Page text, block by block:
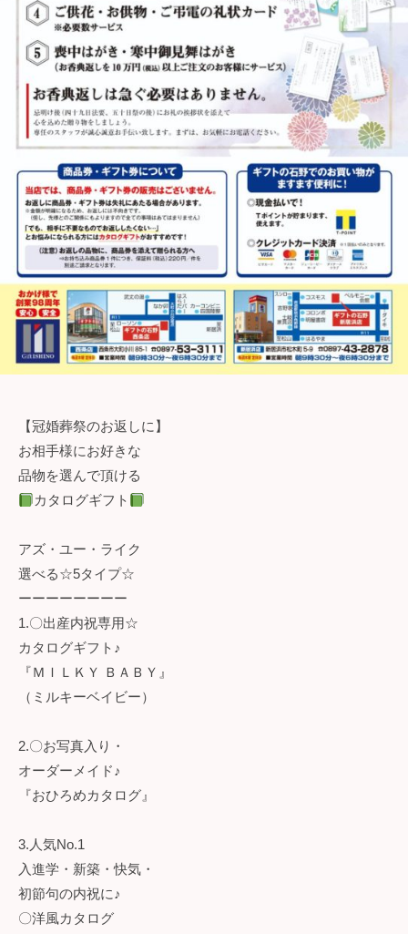
【冠婚葬祭のお返しに】
お相手様にお好きな
品物を選んで頂ける
カタログギフト
アズ・ユー・ライク
選べる☆5タイプ☆
ーーーーーーーー
1.〇出産内祝専用☆
カタログギフト♪
『ＭＩＬＫＹ ＢＡＢＹ』
（ミルキーベイビー）
2.〇お写真入り・
オーダーメイド♪
『おひろめカタログ』
3.人気No.1
入進学・新築・快気・
初節句の内祝に♪
〇洋風カタログ